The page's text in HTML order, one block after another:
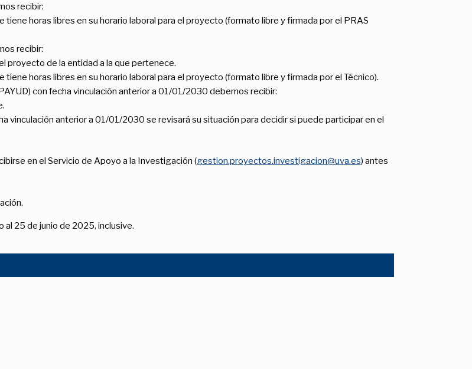
recibir:
tiene horas libres en su horario laboral para el proyecto (formato libre y firmada por el PRAS
recibir:
proyecto de la entidad a la que pertenece.
tiene horas libres en su horario laboral para el proyecto (formato libre y firmada por el Técnico).
con fecha vinculación anterior a 01/01/2030 debemos recibir:
vinculación anterior a 01/01/2030 se revisará su situación para decidir si puede participar en el
en el Servicio de Apoyo a la Investigación (gestion.proyectos.investigacion@uva.es) antes
al 25 de junio de 2025, inclusive.